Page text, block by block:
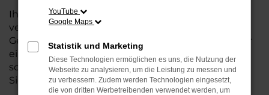
Ihr CUPRA Autohaus in Leer ist Ihr
vertrauenswürdiger Partner, wenn es um
Gebrauchtwagen geht. Wir bieten Ihnen nicht nur
eine große Auswahl an geprüften Fahrzeugen,
sondern auch eine fachkundige Beratung, damit
Sie das für Sie passende Modell finden.
YouTube
Google Maps
Statistik und Marketing
Diese Technologien ermöglichen es uns, die Nutzung der
Webseite zu analysieren, um die Leistung zu messen und
zu verbessern. Zudem werden Technologien eingesetzt,
die von dritten Werbetreibenden verwendet werden, um